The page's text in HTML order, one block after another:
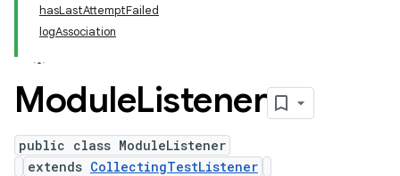
hasLastAttemptFailed
logAssociation
ModuleListener
public class ModuleListener
extends CollectingTestListener